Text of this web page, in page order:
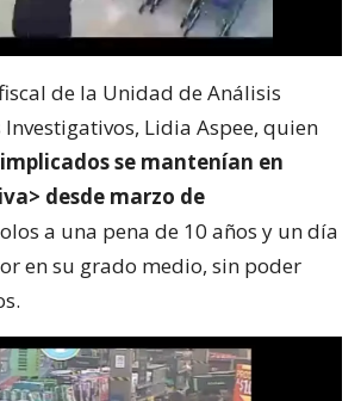
de la Unidad de Análisis
Lidia Aspee, quien
se mantenían en
desde marzo de
a una pena de 10 años y un día
en su grado medio, sin poder